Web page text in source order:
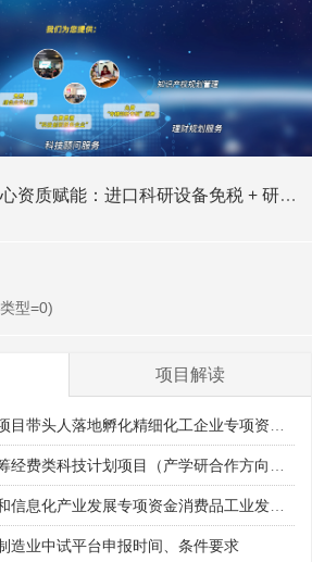
核心要素。2026年人才政策聚焦户
价机制、服务保障四大痛点，推动人
体制流动。
放宽。根据国务院深入实施以人为
年行动计划，全面取消城区常住人口
完善城区常住人口500万以上超大特
鼓励取消年度落户名额限制。对高端
化。持续破除唯论文、唯职称、唯
立以创新价值、能力、贡献为核心的
献为主要评价依据。对高技能人才，
，凭实操能力、行业认可申报高级职
构建全国统一人才服务平台，实现
职称互认、资格互通一网通办。为流
教育、医疗等一站式服务。各地对引
才给予安家补贴、年薪补贴等激励，
能：进口科研设备免税 + 研发加计扣除叠加节税攻略
型=0)
项目解读
地孵化精细化工企业专项资金申报时间、条件要求、资助奖励
技计划项目（产学研合作方向）申报时间、条件要求
项资金消费品工业发展奖励项目“免申即享”时间、条件要求、补助奖励
造业中试平台申报时间、条件要求